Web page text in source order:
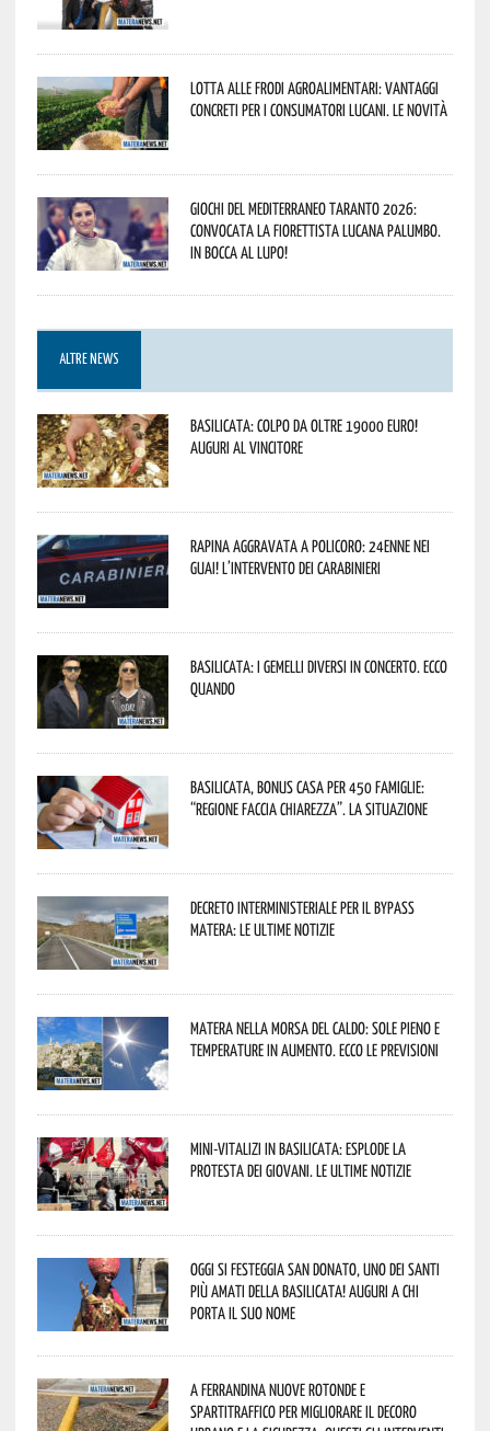
Lotta alle frodi agroalimentari: vantaggi
concreti per i consumatori lucani. Le novità
Giochi del Mediterraneo Taranto 2026:
convocata la fiorettista lucana Palumbo.
In bocca al lupo!
ALTRE NEWS
Basilicata: colpo da oltre 19000 Euro!
Auguri al vincitore
Rapina aggravata a Policoro: 24enne nei
guai! L’intervento dei Carabinieri
Basilicata: i Gemelli DiVersi in concerto. Ecco
quando
Basilicata, Bonus casa per 450 famiglie:
“Regione faccia chiarezza”. La situazione
Decreto interministeriale per il Bypass
Matera: le ultime notizie
Matera nella morsa del caldo: sole pieno e
temperature in aumento. Ecco le previsioni
Mini-vitalizi in Basilicata: esplode la
protesta dei giovani. Le ultime notizie
Oggi si festeggia San Donato, uno dei Santi
più amati della Basilicata! Auguri a chi
porta il suo nome
A Ferrandina nuove rotonde e
spartitraffico per migliorare il decoro